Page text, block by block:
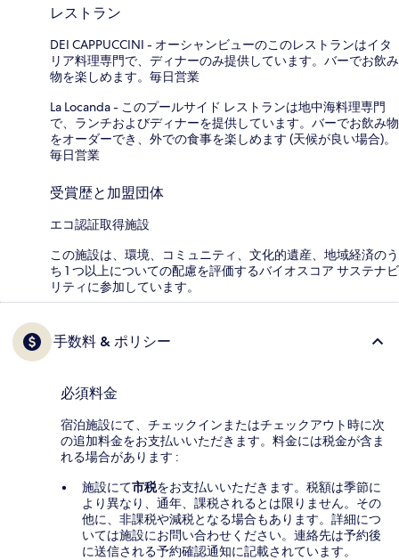
レストラン
DEI CAPPUCCINI - オーシャンビューのこのレストランはイタ
リア料理専門で、ディナーのみ提供しています。バーでお飲み
物を楽しめます。毎日営業
La Locanda - このプールサイド レストランは地中海料理専門
で、ランチおよびディナーを提供しています。バーでお飲み物
をオーダーでき、外での食事を楽しめます (天候が良い場合)。
毎日営業
受賞歴と加盟団体
エコ認証取得施設
この施設は、環境、コミュニティ、文化的遺産、地域経済のう
ち 1 つ以上についての配慮を評価するバイオスコア サステナビ
リティに参加しています。
手数料 & ポリシー
必須料金
宿泊施設にて、チェックインまたはチェックアウト時に次
の追加料金をお支払いいただきます。料金には税金が含ま
れる場合があります :
施設にて市税をお支払いいただきます。税額は季節に
より異なり、通年、課税されるとは限りません。その
他に、非課税や減税となる場合もあります。詳細につ
いては施設にお問い合わせください。連絡先は予約後
に送信される予約確認通知に記載されています。